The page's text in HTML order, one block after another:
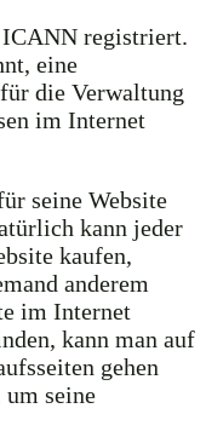
registriert.
eine
die Verwaltung
im Internet
seine Website
kann jeder
kaufen,
anderem
im Internet
kann man auf
gehen
um seine